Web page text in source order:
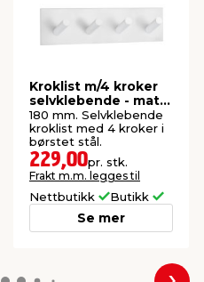
Kroklist m/4 kroker
selvklebende - matt
hvit
180 mm. Selvklebende
kroklist med 4 kroker i
børstet stål.
229,00pr. stk.
Frakt m.m. legges til
Nettbutikk Butikk
Se mer